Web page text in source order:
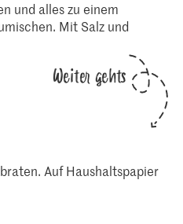
und alles zu einem
Mit Salz und
Weiter gehts
Auf Haushaltspapier